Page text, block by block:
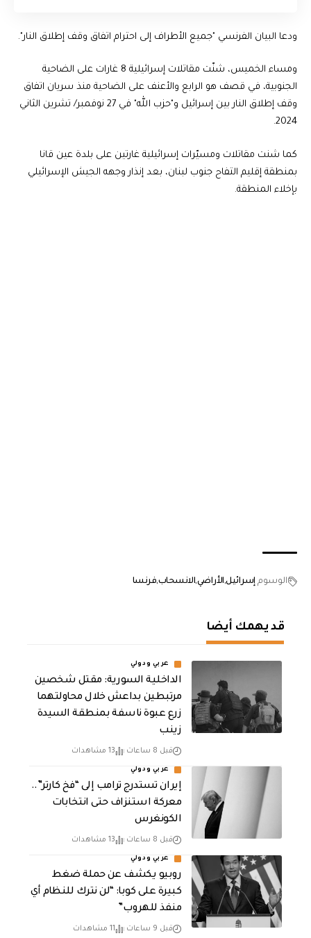
ودعا البيان الفرنسي "جميع الأطراف إلى احترام اتفاق وقف إطلاق النار".
ومساء الخميس، شنّت مقاتلات إسرائيلية 8 غارات على الضاحية
الجنوبية، في قصف هو الرابع والأعنف على الضاحية منذ سريان اتفاق
وقف إطلاق النار بين إسرائيل و"حزب الله" في 27 نوفمبر/ تشرين الثاني
2024.
كما شنت مقاتلات ومسيّرات إسرائيلية غارتين على بلدة عين قانا
بمنطقة إقليم التفاح جنوب لبنان، بعد إنذار وجهه الجيش الإسرائيلي
بإخلاء المنطقة.
الوسوم إسرائيل الأراضيالانسحابفرنسا
قد يهمك أيضا
عربي ودولي
الداخلية السورية: مقتل شخصين
مرتبطين بداعش خلال محاولتهما
زرع عبوة ناسفة بمنطقة السيدة
زينب
قبل 8 ساعات 13 مشاهدات
عربي ودولي
إيران تستدرج ترامب إلى “فخ كارتر”..
معركة استنزاف حتى انتخابات
الكونغرس
قبل 8 ساعات 13 مشاهدات
عربي ودولي
روبيو يكشف عن حملة ضغط
كبيرة على كوبا: “لن نترك للنظام أي
منفذ للهروب”
قبل 9 ساعات 11 مشاهدات